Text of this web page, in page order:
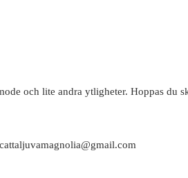
och lite andra ytligheter. Hoppas du